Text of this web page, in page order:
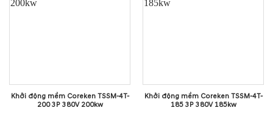
Khởi động mềm Coreken TSSM-4T-
200 3P 380V 200kw
Khởi động mềm Coreken TSSM-4T-
185 3P 380V 185kw